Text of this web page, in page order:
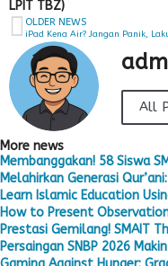
LPIT TBZ)
OLDER NEWS
All
More news
Membanggakan! 58 Siswa
Melahirkan Generasi
Learn Islamic Education
How to Present
Prestasi Gemilang! SMAIT
Persaingan SNBP 2026